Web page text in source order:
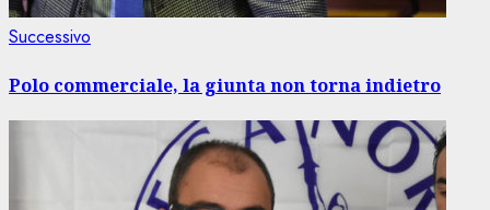
Successivo
Polo commerciale, la giunta non torna indietro